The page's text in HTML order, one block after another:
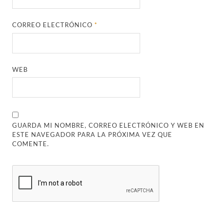
CORREO ELECTRÓNICO*
WEB
GUARDA MI NOMBRE, CORREO ELECTRÓNICO Y WEB EN
ESTE NAVEGADOR PARA LA PRÓXIMA VEZ QUE
COMENTE.